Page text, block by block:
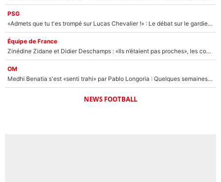
PSG
«Admets que tu t'es trompé sur Lucas Chevalier !» : Le débat sur le gardien du PSG vire au clash à l'After Foot
Équipe de France
Zinédine Zidane et Didier Deschamps : «Ils n’étaient pas proches», les confidences d’un membre de l’équipe de France 1998 sur leur relation spéciale
OM
Medhi Benatia s'est «senti trahi» par Pablo Longoria : Quelques semaines après son départ, l'ancien directeur de football de l'OM règle ses comptes
NEWS FOOTBALL